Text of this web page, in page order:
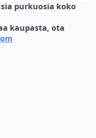
purkuosia koko
kaupasta, ota